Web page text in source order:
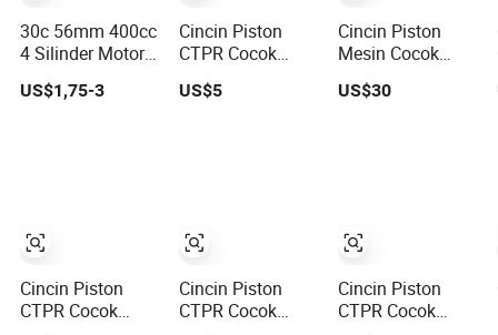
30c 56mm 400cc
4 Silinder Motor
Cincin Piston
untuk Suzuki
US$1,75-3
Cincin Piston
CTPR Cocok
Cincin Piston
CTPR Cocok
Untuk HINO J08C
114mm 13011-
US$5
Cincin Piston
CTPR Cocok
Cincin Piston
Mesin Cocok
untuk Wd615
Model Atg
US$30
Cincin Piston
CTPR Cocok